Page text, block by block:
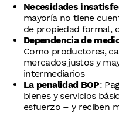
Necesidades
mayoría no tiene
de propiedad formal,
Dependencia de
Como productores,
mercados justos y
intermediarios
La penalidad BOP:
bienes y servicios
esfuerzo – y reciben